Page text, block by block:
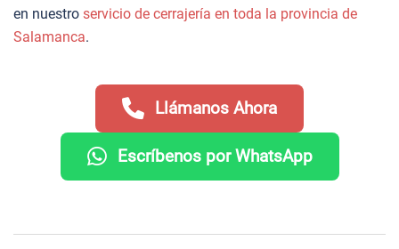
en nuestro servicio de cerrajería en toda la provincia de
Salamanca.
Llámanos Ahora
Escríbenos por WhatsApp